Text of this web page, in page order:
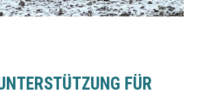
FÜR